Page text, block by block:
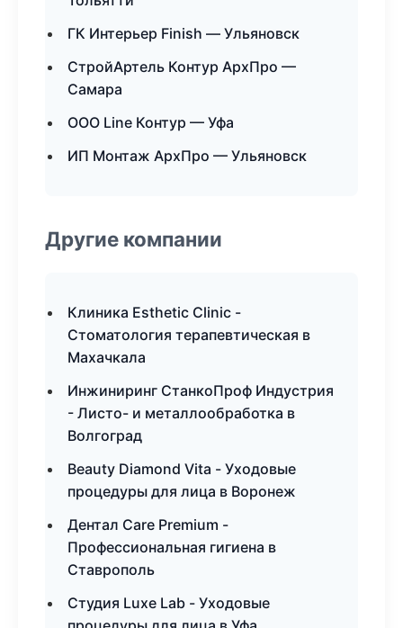
ГК Интерьер Finish — Ульяновск
СтройАртель Контур АрхПро —
Самара
ООО Line Контур — Уфа
ИП Монтаж АрхПро — Ульяновск
Другие компании
Клиника Esthetic Clinic -
Стоматология терапевтическая в
Махачкала
Инжиниринг СтанкоПроф Индустрия
- Листо- и металлообработка в
Волгоград
Beauty Diamond Vita - Уходовые
процедуры для лица в Воронеж
Дентал Care Premium -
Профессиональная гигиена в
Ставрополь
Студия Luxe Lab - Уходовые